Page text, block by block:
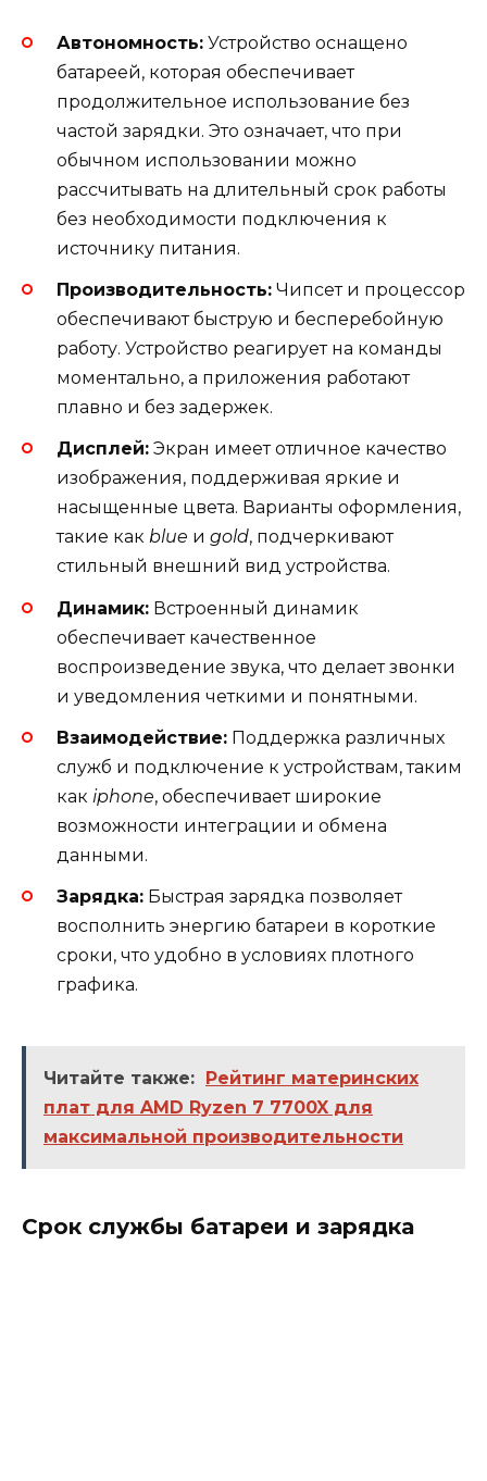
Автономность: Устройство оснащено
батареей, которая обеспечивает
продолжительное использование без
частой зарядки. Это означает, что при
обычном использовании можно
рассчитывать на длительный срок работы
без необходимости подключения к
источнику питания.
Производительность: Чипсет и процессор
обеспечивают быструю и бесперебойную
работу. Устройство реагирует на команды
моментально, а приложения работают
плавно и без задержек.
Дисплей: Экран имеет отличное качество
изображения, поддерживая яркие и
насыщенные цвета. Варианты оформления,
такие как blue и gold, подчеркивают
стильный внешний вид устройства.
Динамик: Встроенный динамик
обеспечивает качественное
воспроизведение звука, что делает звонки
и уведомления четкими и понятными.
Взаимодействие: Поддержка различных
служб и подключение к устройствам, таким
как iphone, обеспечивает широкие
возможности интеграции и обмена
данными.
Зарядка: Быстрая зарядка позволяет
восполнить энергию батареи в короткие
сроки, что удобно в условиях плотного
графика.
Читайте также: Рейтинг материнских
плат для AMD Ryzen 7 7700X для
максимальной производительности
Срок службы батареи и зарядка